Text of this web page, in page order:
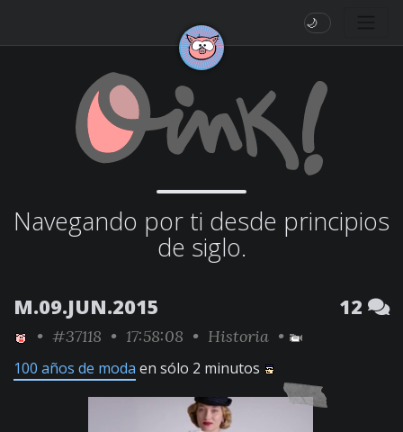
🌙
Navegando por ti desde principios
de siglo.
M.09.JUN.2015 12
• #37118 • 17:58:08 • Historia •
100 años de moda en sólo 2 minutos